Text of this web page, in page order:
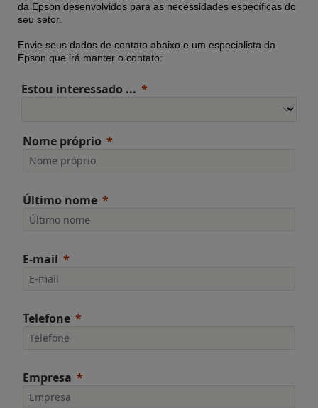
da Epson desenvolvidos para as necessidades específicas do
seu setor.
Envie seus dados de contato abaixo e um especialista da
Epson que irá manter o contato:
Estou interessado ...
Nome próprio
Último nome
E-mail
Telefone
Empresa